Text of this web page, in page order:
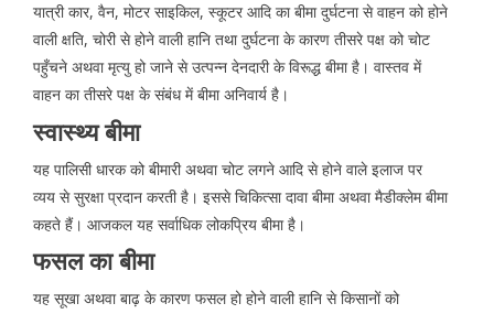
यात्री कार, वैन, मोटर साइकिल, स्कूटर आदि का बीमा दुर्घटना से वाहन को होने
वाली क्षति, चोरी से होने वाली हानि तथा दुर्घटना के कारण तीसरे पक्ष को चोट
पहुँचने अथवा मृत्यु हो जाने से उत्पन्न देनदारी के विरूद्ध बीमा है। वास्तव में
वाहन का तीसरे पक्ष के संबंध में बीमा अनिवार्य है।
स्वास्थ्य बीमा
यह पालिसी धारक को बीमारी अथवा चोट लगने आदि से होने वाले इलाज पर
व्यय से सुरक्षा प्रदान करती है। इससे चिकित्सा दावा बीमा अथवा मैडीक्लेम बीमा
कहते हैं। आजकल यह सर्वाधिक लोकप्रिय बीमा है।
फसल का बीमा
यह सूखा अथवा बाढ़ के कारण फसल हो होने वाली हानि से किसानों को